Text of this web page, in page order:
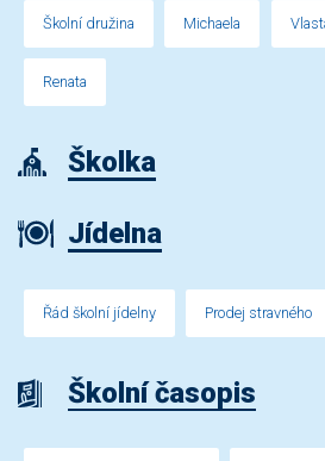
Školní družina Michaela
Renata
Školka
Jídelna
Řád školní jídelny Prodej stravného
Školní časopis